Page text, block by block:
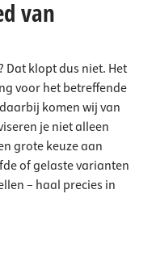
van
Dat klopt dus niet. Het
voor het betreffende
komen wij van
je niet alleen
grote keuze aan
of gelaste varianten
– haal precies in